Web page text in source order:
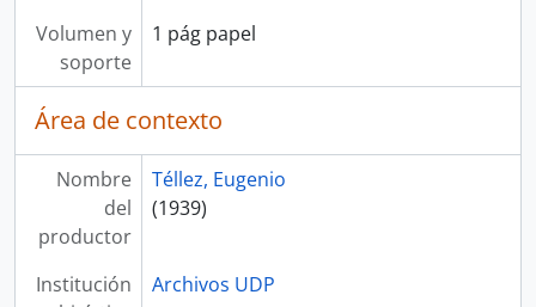
Volumen y
soporte
1 pág papel
Área de contexto
Nombre
del
productor
Téllez, Eugenio
(1939)
Institución
Archivos UDP